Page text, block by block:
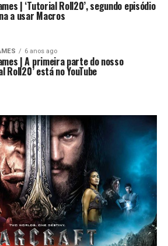
| ‘Tutorial Roll20’, segundo episódio
a usar Macros
6 anos ago
| A primeira parte do nosso
Roll20’ está no YouTube